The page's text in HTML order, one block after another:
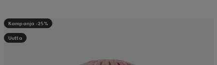
Kampanja -25%
Uutta